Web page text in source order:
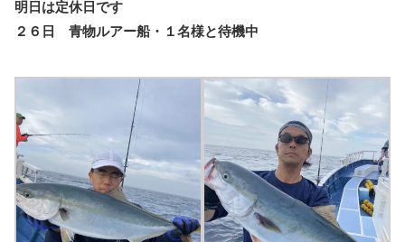
明日は定休日です
２６日 青物ルアー船・１名様と待機中